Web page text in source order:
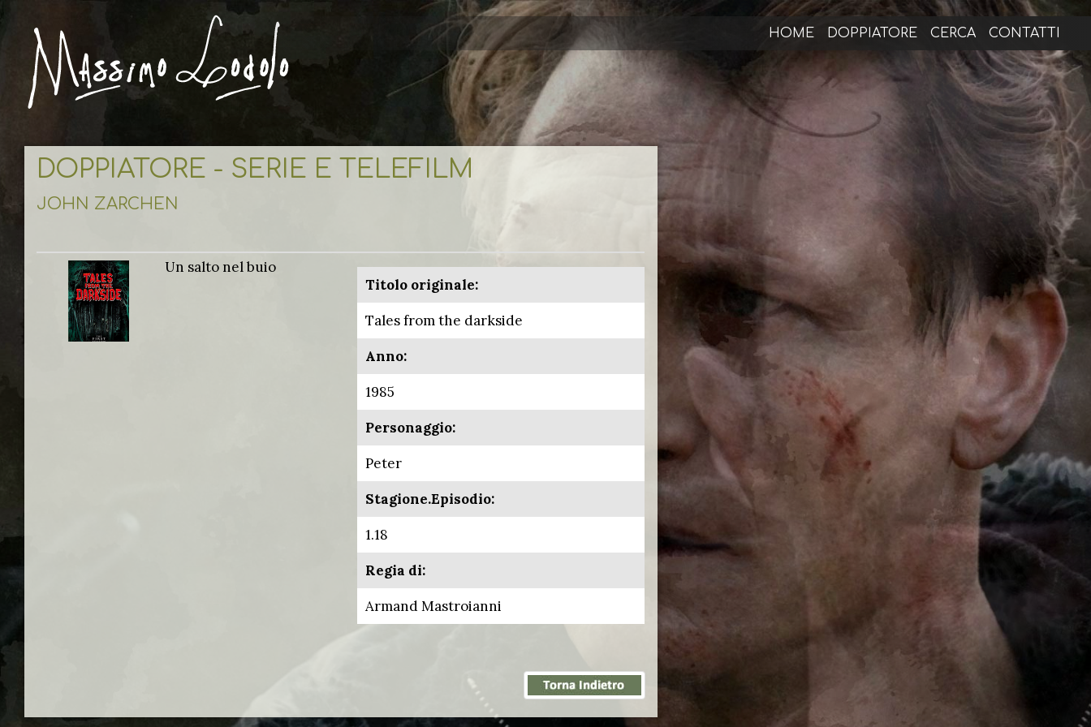
HOME DOPPIATORE CERCA CONTATTI
DOPPIATORE - SERIE E TELEFILM
JOHN ZARCHEN
Un salto nel buio
Titolo originale:
Tales from the darkside
Anno:
1985
Personaggio:
Peter
Stagione.Episodio:
1.18
Regia di:
Armand Mastroianni